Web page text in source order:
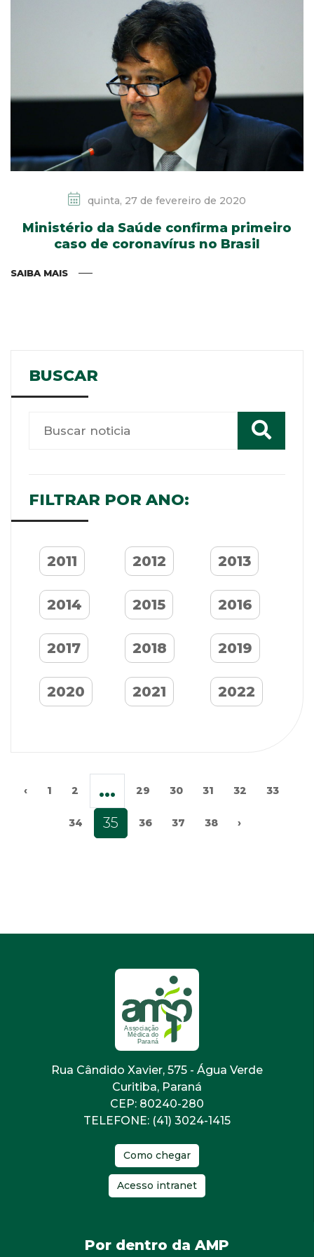
quinta, 27 de fevereiro de 2020
Ministério da Saúde confirma primeiro
caso de coronavírus no Brasil
SAIBA MAIS
BUSCAR
FILTRAR POR ANO:
2011 2012 2013
2014 2015 2016
2017 2018 2019
2020 2021 2022
‹ 1 2 ... 29 30 31 32 33
34 35 36 37 38 ›
Rua Cândido Xavier, 575 - Água Verde
Curitiba, Paraná
CEP: 80240-280
TELEFONE: (41) 3024-1415
Como chegar
Acesso intranet
Por dentro da AMP